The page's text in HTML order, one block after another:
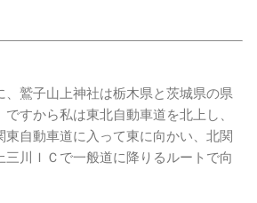
鷲子山上神社は栃木県と茨城県の県
すから私は東北自動車道を北上し、
東自動車道に入って東に向かい、北関
川ＩＣで一般道に降りるルートで向